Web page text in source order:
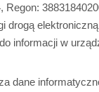
Regon:
drogą
informacji w
dane